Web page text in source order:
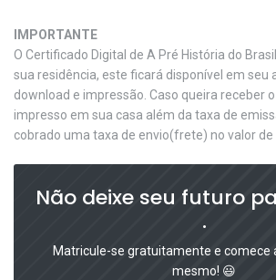
IMPORTANTE
O Certificado Digital de A Pré História do
sua residência, este ficará disponível em seu
download e impressão. Caso queira receber
impresso em sua casa além da taxa de
cobrado uma taxa de envio(frete) no valor de
Não deixe seu futuro
.
Matricule-se gratuitamente e comece
mesmo! 😃